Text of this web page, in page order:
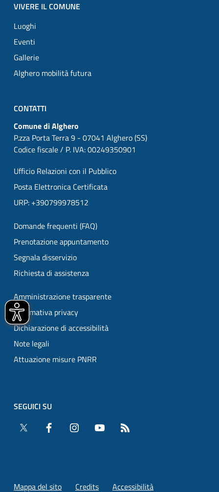
VIVERE IL COMUNE
Luoghi
Eventi
Gallerie
Alghero mobilità futura
CONTATTI
Comune di Alghero
P.zza Porta Terra 9 - 07041 Alghero (SS)
Codice fiscale / P. IVA: 00249350901
Ufficio Relazioni con il Pubblico
Posta Elettronica Certificata
URP: +390799978512
Domande frequenti (FAQ)
Prenotazione appuntamento
Segnala disservizio
Richiesta di assistenza
Amministrazione trasparente
Informativa privacy
Dichiarazione di accessibilità
Note legali
Attuazione misure PNRR
SEGUICI SU
Twitter
Facebook Instagram YouTube
Mappa del sito Credits Accessibilità